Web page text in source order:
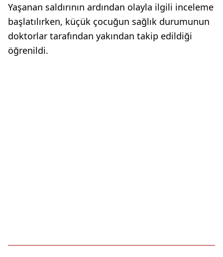
Yaşanan saldırının ardından olayla ilgili inceleme
başlatılırken, küçük çocuğun sağlık durumunun
doktorlar tarafından yakından takip edildiği
öğrenildi.